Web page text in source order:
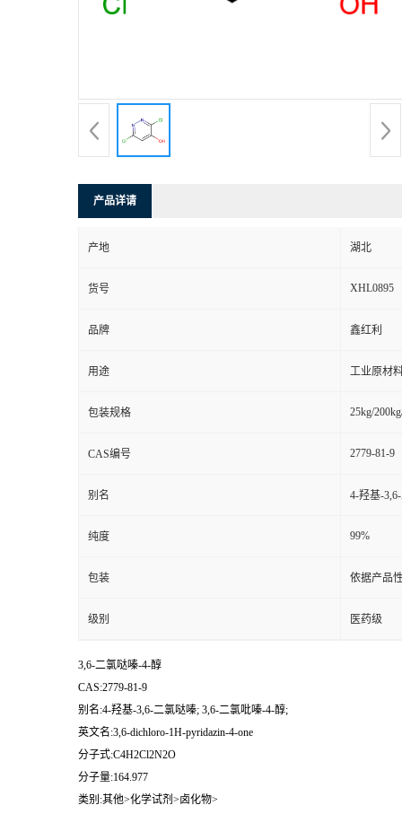
产品详请
产地 湖北
货号 XHL0895
品牌 鑫红利
用途 工业原材
包装规格 25kg/
CAS编号 2779-81-9
别名 4-羟基-
纯度 99%
包装 依据产品
级别 医药级
3,6-二氯哒嗪-4-醇
CAS:2779-81-9
别名:4-羟基-3,6-二氯哒嗪; 3,6-二氯吡嗪-4-醇;
英文名:3,6-dichloro-1H-pyridazin-4-one
分子式:C4H2Cl2N2O
分子量:164.977
类别:其他>化学试剂>卤化物>